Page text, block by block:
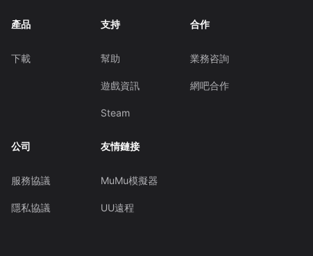
產品
下載
支持
幫助
遊戲資訊
Steam
合作
業務咨詢
網吧合作
公司
服務協議
隱私協議
友情鏈接
MuMu模擬器
UU遠程